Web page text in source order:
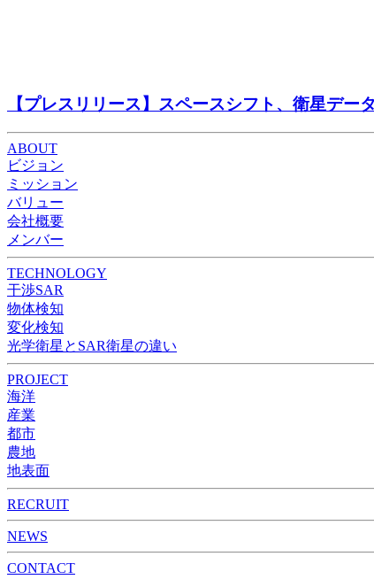
【プレスリリース】スペースシフト、衛星デ
ABOUT
ビジョン
ミッション
バリュー
会社概要
メンバー
TECHNOLOGY
干渉SAR
物体検知​​
変化検知​
光学衛星とSAR衛星の違い
PROJECT
海洋
産業
都市​
農地
地表面
RECRUIT
NEWS
CONTACT